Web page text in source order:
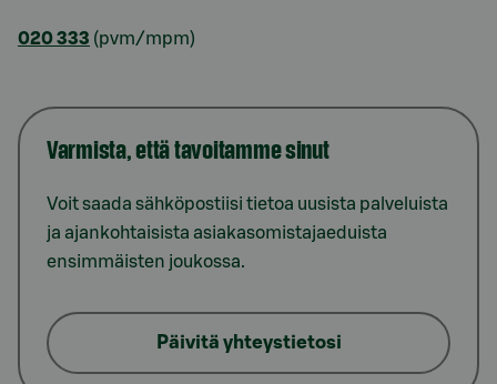
020 333 (pvm/mpm)
Varmista, että tavoitamme sinut
Voit saada sähköpostiisi tietoa uusista palveluista
ja ajankohtaisista asiakasomistajaeduista
ensimmäisten joukossa.
Päivitä yhteystietosi